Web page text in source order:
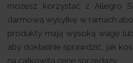
możesz korzystać z Allegro
darmową wysyłkę w ramach
produkty mają wysoką wagę
aby dokładnie sprawdzić, jak
na całkowitą cenę sprzedaży.